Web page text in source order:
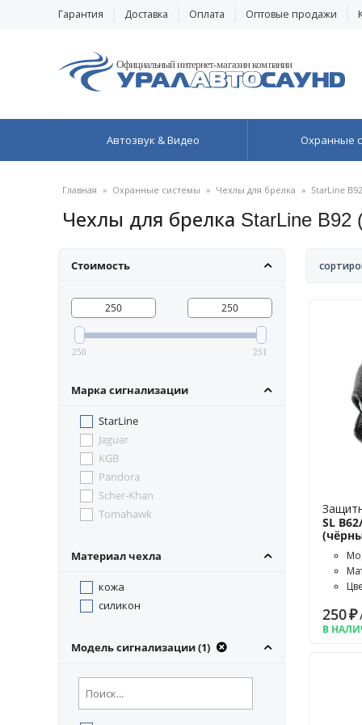
Гарантия Доставка Оплата Оптовые продажи
Автозвук & Видео Охранные
Главная » Охранные системы » Чехлы для брелка » StarLine B92
Чехлы для брелка StarLine
Стоимость
250 251
Марка сигнализации
StarLine
Jaguar
KGB
Pandora
Scher-Khan
Tomahawk
Материал чехла
кожа
силикон
Модель сигнализации (1)
SL
250₽
В